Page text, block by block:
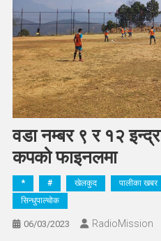
वडा नम्बर ९ र १२
कपको फाइनलमा
* # खेलकुद पालीका खबर
सिन्धुपाल्चोक
06/03/2023 RadioMission